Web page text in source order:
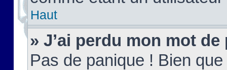
Haut
» J’ai perdu mon mot de
Pas de panique ! Bien